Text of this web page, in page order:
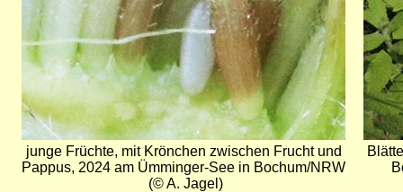
junge Früchte, mit Krönchen zwischen Frucht und
Pappus, 2024 am Ümminger-See in Bochum/NRW
(© A. Jagel)